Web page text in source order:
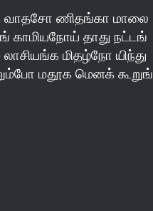
வாதசோ ணிதங்கா மாலை
காமியநோய் தாது நட்டங்
லாசியங்க மிதழ்நோ யிந்து
மதூக மெனக் கூறுங்